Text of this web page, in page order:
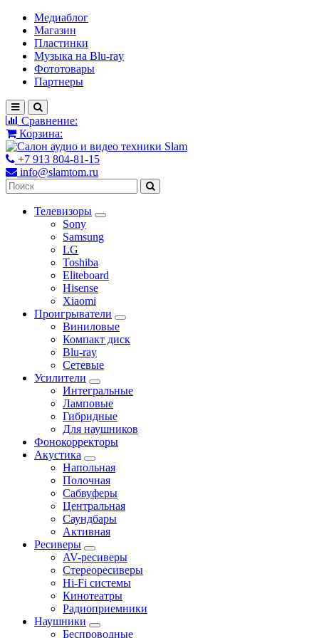
Медиаблог
Магазин
Пластинки
Музыка на Blu-ray
Фототовары
Партнеры
Сравнение:
Корзина:
+7 913 804-81-15
info@slamtom.ru
Телевизоры
Sony
Samsung
LG
Toshiba
Eliteboard
Hisense
Xiaomi
Проигрыватели
Виниловые
Компакт диск
Blu-ray
Сетевые
Усилители
Интегральные
Ламповые
Гибридные
Для наушников
Фонокорректоры
Акустика
Напольная
Полочная
Сабвуферы
Центральная
Саундбары
Активная
Ресиверы
AV-ресиверы
Стереоресиверы
Hi-Fi системы
Кинотеатры
Радиоприемники
Наушники
Беспроводные